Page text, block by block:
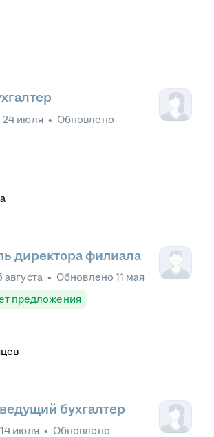
24 июля • Обновлено
директора филиала
августа • Обновлено 11 мая
предложения
бухгалтер
14 июля • Обновлено